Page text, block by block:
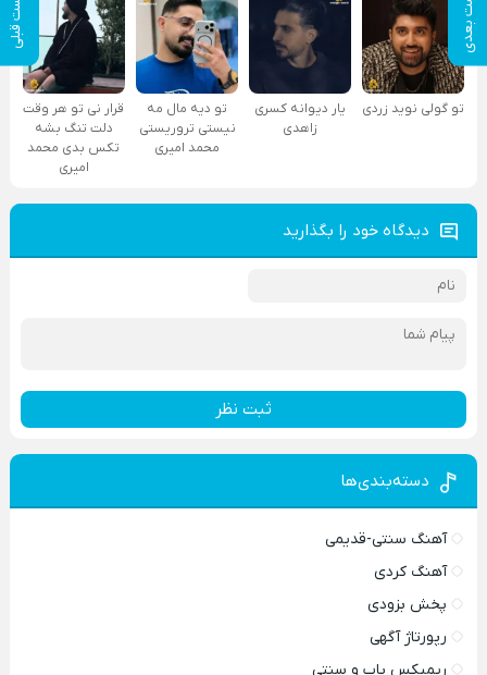
پست بعدی پست قبلی
تو گولی نوید زردی
یار دیوانه کسری
زاهدی
تو دیه مال مه
نیستی تروریستی
محمد امیری
قرار نی تو هر وقت
دلت تنگ بشه
تکس بدی محمد
امیری
دیدگاه خود را بگذارید
ثبت نظر
دسته‌بندی‌ها
آهنگ سنتی-قدیمی
آهنگ کردی
پخش بزودی
رپورتاژ آگهی
ریمیکس پاپ و سنتی